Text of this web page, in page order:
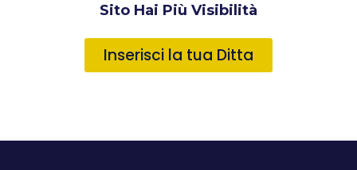
Sito Hai Più Visibilità
Inserisci la tua Ditta